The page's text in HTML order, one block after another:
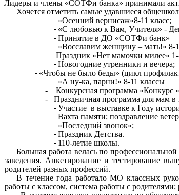
Лидеры и члены «СОТФи банка» принимали
Хочется отметить самые удавшиеся
«Осенний вернисаж»8-11 класс;
«С любовью к Вам, Учителя» -
Принятие в ДО «СОТФи банк»
«Восславим женщину – мать!» 8-
Праздник «Нет мамочки милее» 1-
Новогодние утренники и вечера;
«Чтобы не было беды» (цикл
«А ну-ка, парни!» 8-11 классы
- Конкурсная программа «Конкурс
- Праздничная программа для мам в 1-
Участие в выставке к Году
Вахта памяти; поздравление
«Последний звонок»;
Праздник Детства.
110-летие школы.
Большая работа велась по
заведения. Анкетирование и тестирование
родителей разных профессий.
В течение года работало МО классных
работы с классом, система работы с